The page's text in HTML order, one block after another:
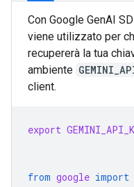
Con Google GenAI
viene utilizzato per
recupererà la tua
ambiente
client.
export
from google import